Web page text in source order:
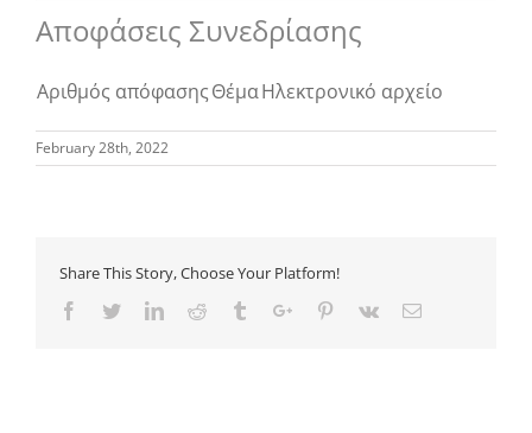
Αποφάσεις Συνεδρίασης
Αριθμός απόφασηςΘέμαΗλεκτρονικό αρχείο
February 28th, 2022
Share This Story, Choose Your Platform!
Facebook
TwitterLinkedinReddit TumblrGoogle+Pinterest
Vk Email